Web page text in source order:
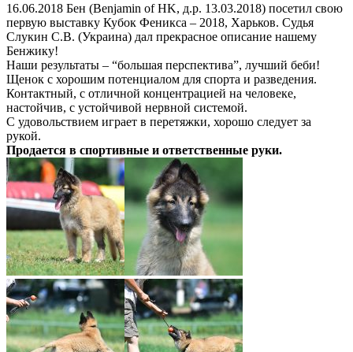
16.06.2018 Бен (Benjamin of HK, д.р. 13.03.2018) посетил свою
первую выставку Кубок Феникса – 2018, Харьков. Судья
Слукин С.В. (Украина) дал прекрасное описание нашему
Бенжику!
Наши результаты – “большая перспектива”, лучший беби!
Щенок с хорошим потенциалом для спорта и разведения.
Контактный, с отличной концентрацией на человеке,
настойчив, с устойчивой нервной системой.
С удовольствием играет в перетяжки, хорошо следует за
рукой.
Продается в спортивные и ответственные руки.